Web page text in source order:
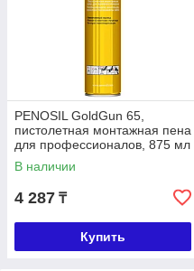
PENOSIL GoldGun 65,
пистолетная монтажная пена
для профессионалов, 875 мл
В наличии
4 287 ₸
Купить